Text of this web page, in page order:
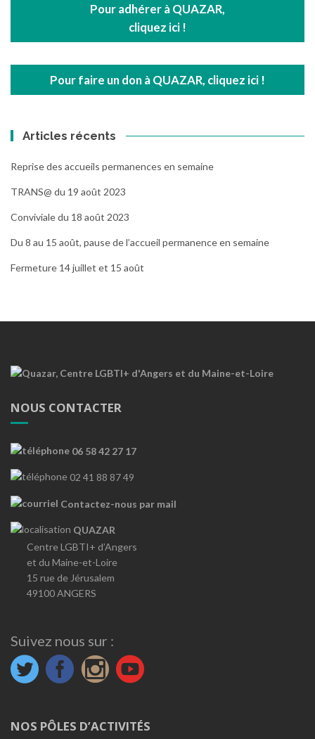
Pour adhérer à QUAZAR,
cliquez ici !
Pour faire un don à QUAZAR, cliquez ici !
Articles récents
Reprise des accueils permanences en semaine
TRANS@ du 19 août 2023
Conviviale du 18 août 2023
Du 8 au 15 août, pause de l’accueil permanence en semaine
Fermeture 14 juillet et 15 août
NOUS CONTACTER
06 58 42 27 17
02 41 88 87 49
Contactez-nous par mail
QUAZAR
Centre LGBTI+ d’Angers
et du Maine-et-Loire
15 rue de Jérusalem
49100 ANGERS
Suivez nous sur :
NOS PÔLES D’ACTIVITÉS